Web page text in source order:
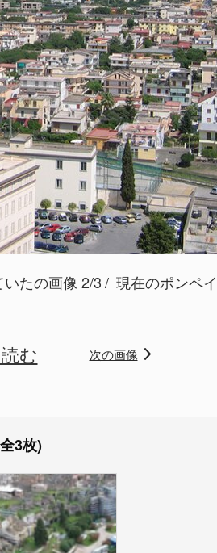
たの画像 2/3 現在のポンペ
む 次の画像
3枚)